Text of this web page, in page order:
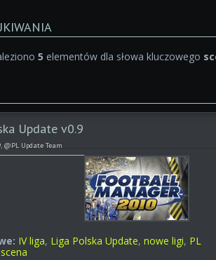
5 elementów dla słowa kluczowego
Update v0.9
@PL Update Team
IV liga, Liga Polska Update,nowe ligi, PL
scena